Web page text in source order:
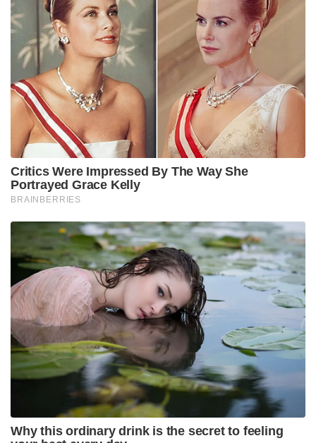
Critics Were Impressed By The Way She
Portrayed Grace Kelly
BRAINBERRIES
Why this ordinary drink is the secret to feeling